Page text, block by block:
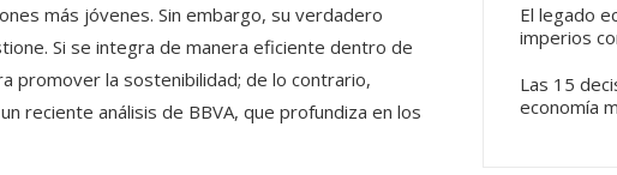
más jóvenes. Sin embargo, su verdadero
Si se integra de manera eficiente dentro de
promover la sostenibilidad; de lo contrario,
reciente análisis de BBVA, que profundiza en los
El legado
imperios
Las 15
economía